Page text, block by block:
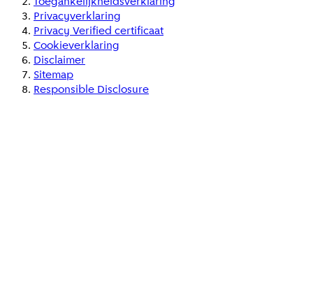
Privacyverklaring
Privacy Verified certificaat
Cookieverklaring
Disclaimer
Sitemap
Responsible Disclosure